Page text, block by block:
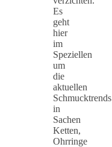
Es
geht
hier
im
Speziellen
um
die
aktuellen
Schmucktrends
in
Sachen
Ketten,
Ohrringe